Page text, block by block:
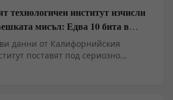
технологичен институт изчисли
мисъл: Едва 10 бита в
данни от Калифорнийския
поставят под сериозно
митове за капацитета на